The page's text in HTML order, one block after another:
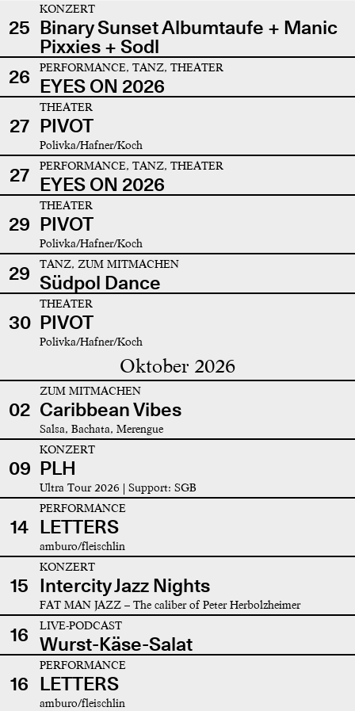
25
KONZERT
Binary Sunset Albumtaufe + Manic
Pixxies + Sodl
26
PERFORMANCE, TANZ, THEATER
EYES ON 2026
27
THEATER
PIVOT
Polivka/Hafner/Koch
27 PERFORMANCE, TANZ, THEATER
EYES ON 2026
29
THEATER
PIVOT
Polivka/Hafner/Koch
29 TANZ, ZUM MITMACHEN
Südpol Dance
30
THEATER
PIVOT
Polivka/Hafner/Koch
Oktober 2026
02
ZUM MITMACHEN
Caribbean Vibes
Salsa, Bachata, Merengue
09
KONZERT
PLH
Ultra Tour 2026 | Support: SGB
14
PERFORMANCE
LETTERS
amburo/fleischlin
15
KONZERT
Intercity Jazz Nights
FAT MAN JAZZ – The caliber of Peter Herbolzheimer
16 LIVE-PODCAST
Wurst-Käse-Salat
16
PERFORMANCE
LETTERS
amburo/fleischlin